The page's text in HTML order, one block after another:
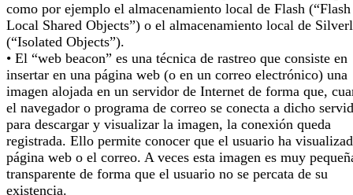
como por ejemplo el almacenamiento local de Flash (“Flash
Local Shared Objects”) o el almacenamiento local de
(“Isolated Objects”).
• El “web beacon” es una técnica de rastreo que consiste en
insertar en una página web (o en un correo electrónico) una
imagen alojada en un servidor de Internet de forma que,
el navegador o programa de correo se conecta a dicho
para descargar y visualizar la imagen, la conexión queda
registrada. Ello permite conocer que el usuario ha
página web o el correo. A veces esta imagen es muy
transparente de forma que el usuario no se percata de su
existencia.